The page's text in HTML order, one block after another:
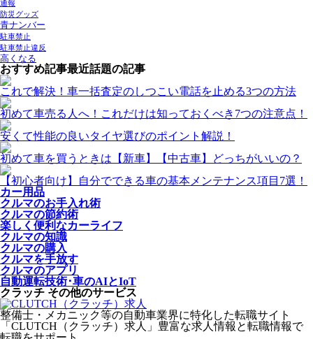
通報
防災グッズ
青ナンバー
駐車禁止
駐車禁止違反
高くなる
おすすめ記事最近話題の記事
これで解決！車一括査定のしつこい電話を止める3つの方法
初めて車売る人へ！これだけは知っておくべき7つの注意点！
安くて性能の良いタイヤ選びのポイント解説！
初めて車を買うときは【新車】【中古車】どっちがいいの？
【初心者向け】自分でできる車の基本メンテナンス項目7選！
カー用品
クルマのお手入れ術
クルマの節約術
楽しく便利なカーライフ
クルマの知識
クルマの購入
クルマを手放す
クルマのアプリ
自動運転技術･車のAIとIoT
クラッチ その他のサービス
整備士・メカニック等の自動車業界に特化した転職サイト
「CLUTCH（クラッチ）求人」豊富な求人情報と転職情報で